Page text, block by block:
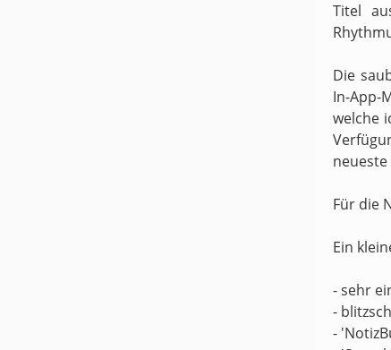
Titel
Die
In-App-
welche
Für die
Ein
- sehr
-
-